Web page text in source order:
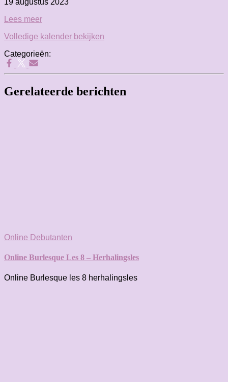
by
Twerkmama
19 augustus 2023
Lees meer
Volledige kalender bekijken
Categorieën:
Gerelateerde berichten
Online Debutanten
Online Burlesque Les 8 – Herhalingsles
Online Burlesque les 8 herhalingsles